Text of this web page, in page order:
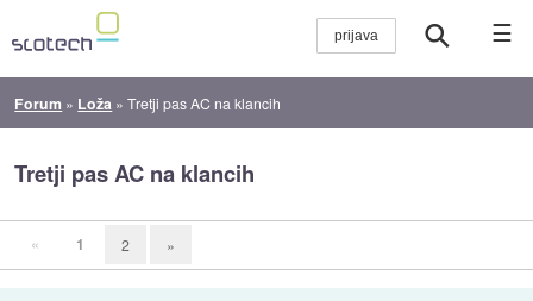
☰
Forum » Loža »Tretji pas AC na klancih
Tretji pas AC na klancih
« 1 2 »